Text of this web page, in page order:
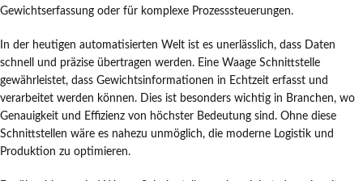
Gewichtserfassung oder für komplexe Prozesssteuerungen.
In der heutigen automatisierten Welt ist es unerlässlich, dass Daten
schnell und präzise übertragen werden. Eine Waage Schnittstelle
gewährleistet, dass Gewichtsinformationen in Echtzeit erfasst und
verarbeitet werden können. Dies ist besonders wichtig in Branchen, wo
Genauigkeit und Effizienz von höchster Bedeutung sind. Ohne diese
Schnittstellen wäre es nahezu unmöglich, die moderne Logistik und
Produktion zu optimieren.